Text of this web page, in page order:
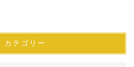
カテゴリー